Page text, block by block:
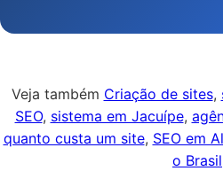
Veja também Criação de sites,
SEO, sistema em Jacuípe,
quanto custa um site, SEO em
o Brasil